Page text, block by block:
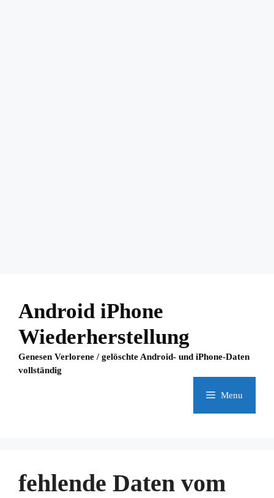
Android iPhone
Wiederherstellung
Genesen Verlorene / gelöschte Android- und iPhone-Daten
vollständig
Menu
fehlende Daten vom